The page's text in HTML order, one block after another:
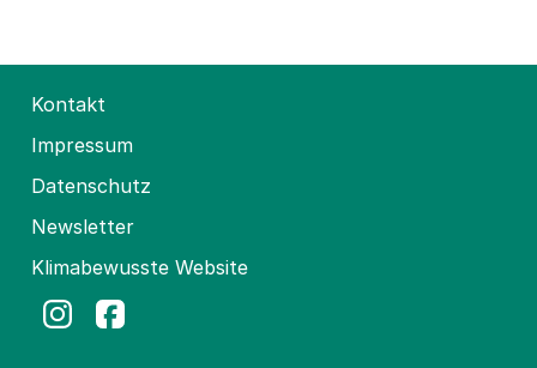
Kontakt
Impressum
Datenschutz
Newsletter
Klimabewusste Website